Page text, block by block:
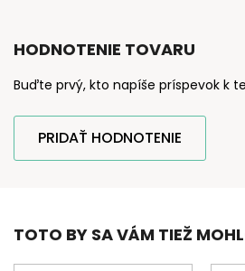
HODNOTENIE TOVARU
Buďte prvý, kto napíše príspevok k
PRIDAŤ HODNOTENIE
TOTO BY SA VÁM TIEŽ